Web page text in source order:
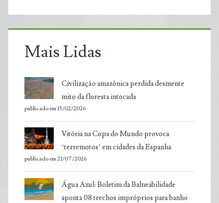
Mais Lidas
Civilização amazônica perdida desmente
mito da floresta intocada
publicado em 15/02/2026
Vitória na Copa do Mundo provoca
‘terremotos’ em cidades da Espanha
publicado em 21/07/2026
Água Azul: Boletim da Balneabilidade
aponta 08 trechos impróprios para banho